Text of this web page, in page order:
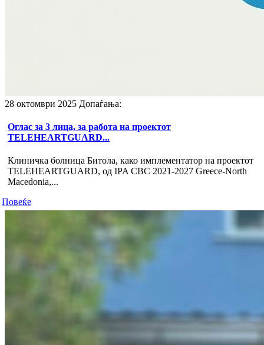
28 октомври 2025 Допаѓања:
Оглас за 3 лица, за работа на проектот
TELEHEARTGUARD...
Клиничка болница Битола, како имплементатор на проектот
TELEHEARTGUARD, од IPA CBC 2021-2027 Greece-North
Macedonia,...
Повеќе